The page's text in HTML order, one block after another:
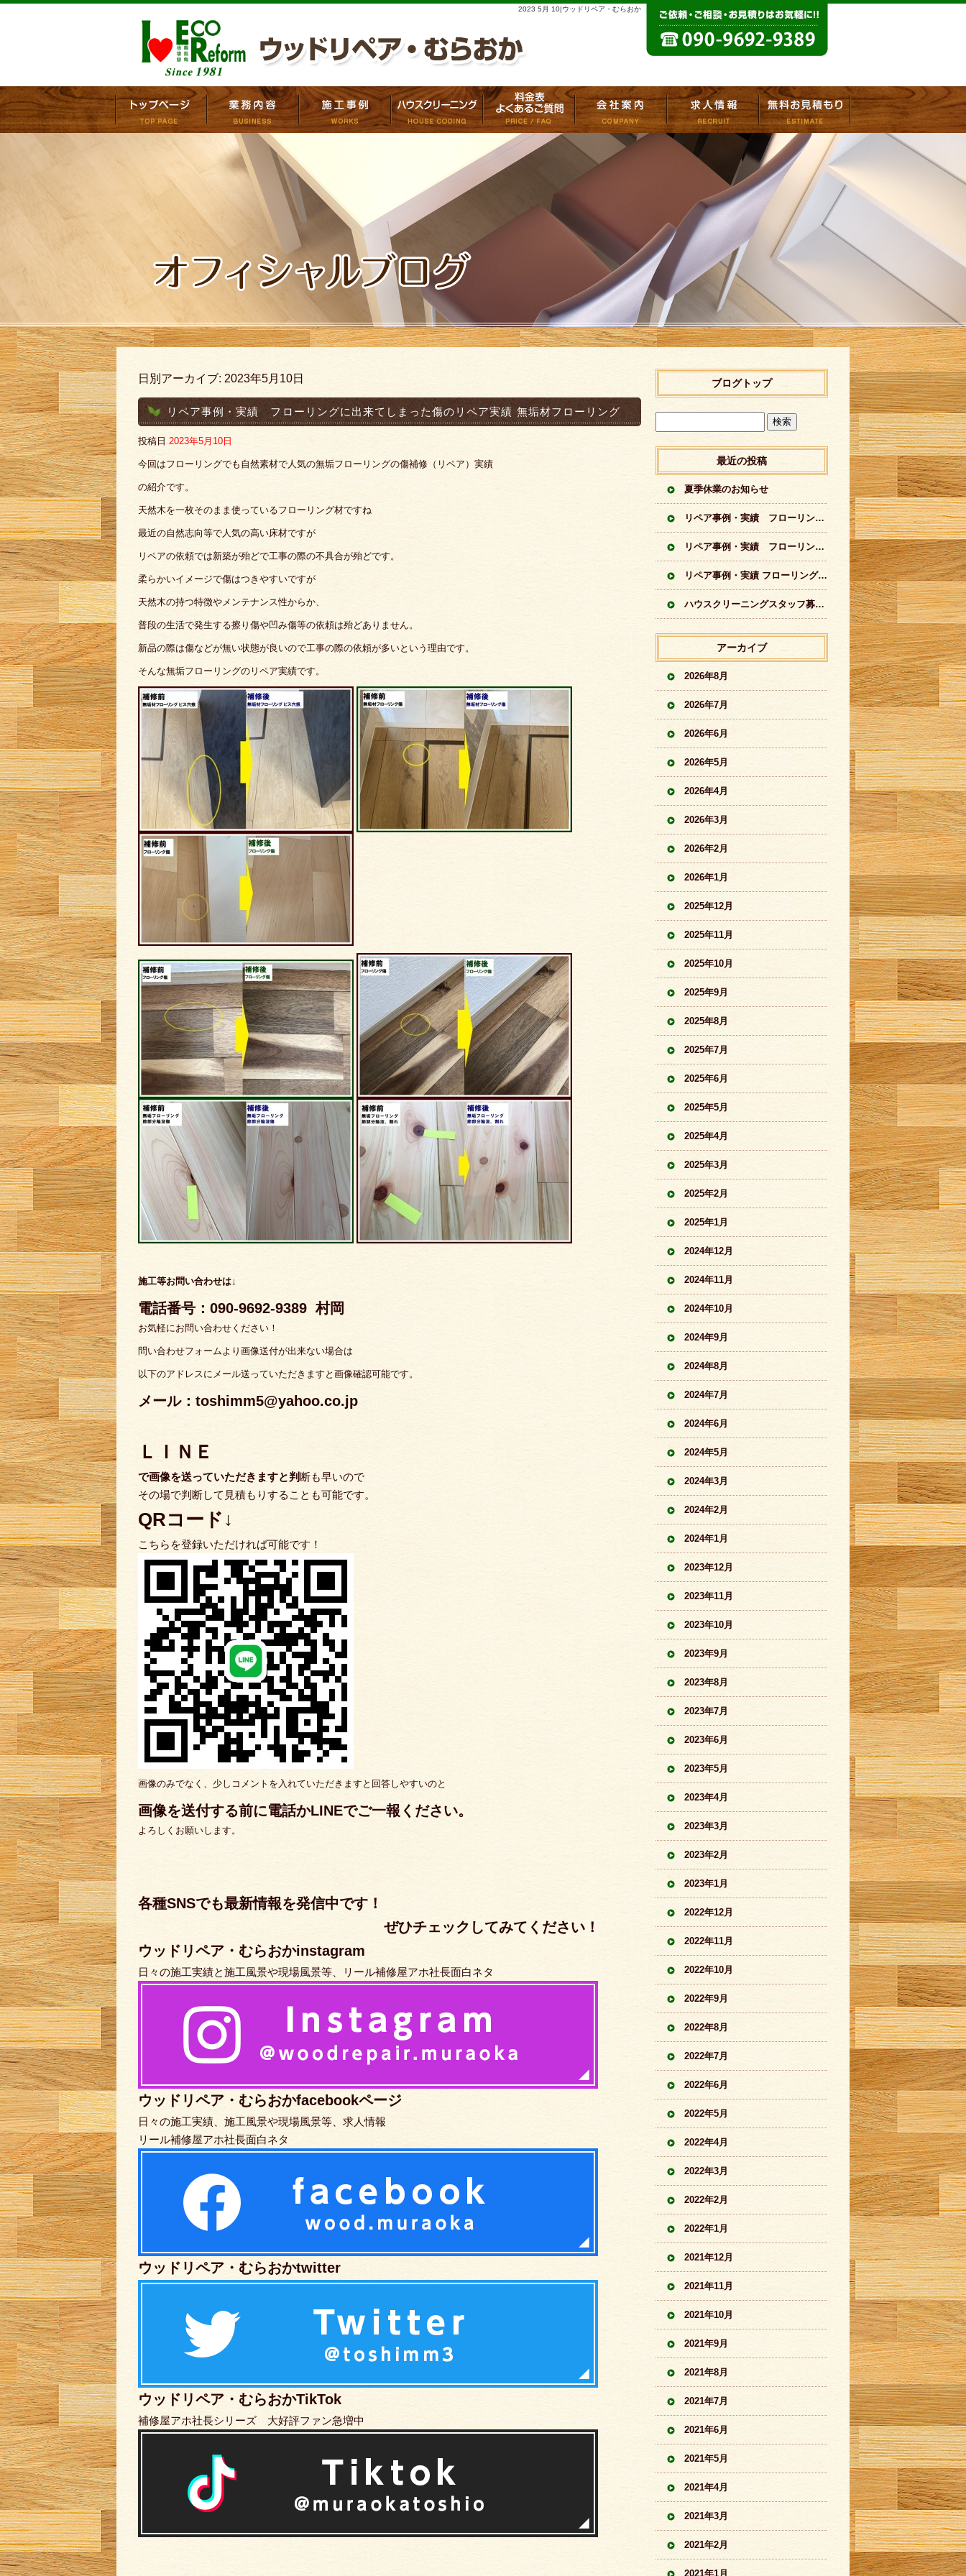
2023 5月 10|ウッドリペア・むらおか
日別アーカイブ: 2023年5月10日
リペア事例・実績 フローリングに出来てしまった傷のリペア実績 無垢材フローリング
投稿日 2023年5月10日
今回はフローリングでも自然素材で人気の無垢フローリングの傷補修（リペア）実績
の紹介です。
天然木を一枚そのまま使っているフローリング材ですね
最近の自然志向等で人気の高い床材ですが
リペアの依頼では新築が殆どで工事の際の不具合が殆どです。
柔らかいイメージで傷はつきやすいですが
天然木の持つ特徴やメンテナンス性からか、
普段の生活で発生する擦り傷や凹み傷等の依頼は殆どありません。
新品の際は傷などが無い状態が良いので工事の際の依頼が多いという理由です。
そんな無垢フローリングのリペア実績です。
施工等お問い合わせは↓
電話番号：090-9692-9389 村岡
お気軽にお問い合わせください！
問い合わせフォームより画像送付が出来ない場合は
以下のアドレスにメール送っていただきますと画像確認可能です。
メール：toshimm5@yahoo.co.jp
ＬＩＮＥ
で画像を送っていただきますと判断も早いので
その場で判断して見積もりすることも可能です。
QRコード↓
こちらを登録いただければ可能です！
画像のみでなく、少しコメントを入れていただきますと回答しやすいのと
画像を送付する前に電話かLINEでご一報ください。
よろしくお願いします。
各種SNSでも最新情報を発信中です！
ぜひチェックしてみてください！
ウッドリペア・むらおかinstagram
日々の施工実績と施工風景や現場風景等、リール補修屋アホ社長面白ネタ
ウッドリペア・むらおかfacebookページ
日々の施工実績、施工風景や現場風景等、求人情報
リール補修屋アホ社長面白ネタ
ウッドリペア・むらおかtwitter
ウッドリペア・むらおかTikTok
補修屋アホ社長シリーズ 大好評ファン急増中
ブログトップ
最近の投稿
夏季休業のお知らせ
リペア事例・実績 フローリングに出来てしまった傷のリペア実績 シートフローリング
リペア事例・実績 フローリングに出来てしまった傷のリペア実績 突板フローリング
リペア事例・実績 フローリングの傷のリペア実績イロイロ
ハウスクリーニングスタッフ募集中
アーカイブ
2026年8月
2026年7月
2026年6月
2026年5月
2026年4月
2026年3月
2026年2月
2026年1月
2025年12月
2025年11月
2025年10月
2025年9月
2025年8月
2025年7月
2025年6月
2025年5月
2025年4月
2025年3月
2025年2月
2025年1月
2024年12月
2024年11月
2024年10月
2024年9月
2024年8月
2024年7月
2024年6月
2024年5月
2024年3月
2024年2月
2024年1月
2023年12月
2023年11月
2023年10月
2023年9月
2023年8月
2023年7月
2023年6月
2023年5月
2023年4月
2023年3月
2023年2月
2023年1月
2022年12月
2022年11月
2022年10月
2022年9月
2022年8月
2022年7月
2022年6月
2022年5月
2022年4月
2022年3月
2022年2月
2022年1月
2021年12月
2021年11月
2021年10月
2021年9月
2021年8月
2021年7月
2021年6月
2021年5月
2021年4月
2021年3月
2021年2月
2021年1月